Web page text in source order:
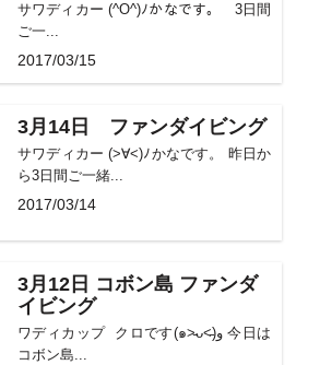
サワディカー (^O^)ﾉかなです。 3日間
ご一...
2017/03/15
3月14日 ファンダイビング
サワディカー (>∀<)ﾉかなです。 昨日か
ら3日間ご一緒...
2017/03/14
3月12日 コボン島 ファンダ
イビング
ワディカップ クロです(๑˃̵ᴗ˂̵)و 今日は
コボン島...